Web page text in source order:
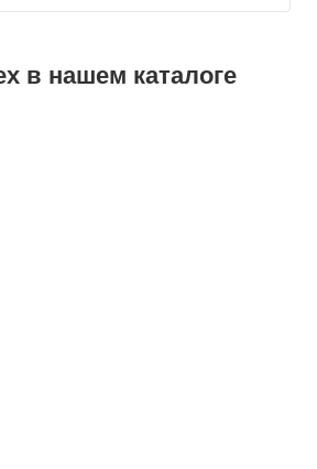
в нашем каталоге